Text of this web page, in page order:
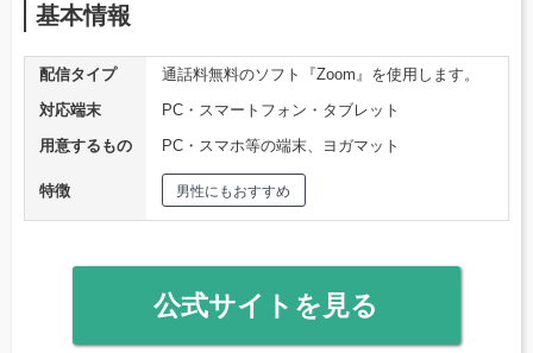
基本情報
配信タイプ
通話料無料のソフト『Zoom』を使用します。
対応端末
PC・スマートフォン・タブレット
用意するもの
PC・スマホ等の端末、ヨガマット
特徴 男性にもおすすめ
公式サイトを見る